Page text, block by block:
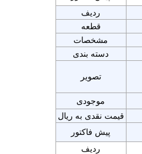
ردیف
قطعه
مشخصات
دسته بندی
تصویر
موجودی
قیمت نقدی به ریال
پیش فاکتور
ردیف